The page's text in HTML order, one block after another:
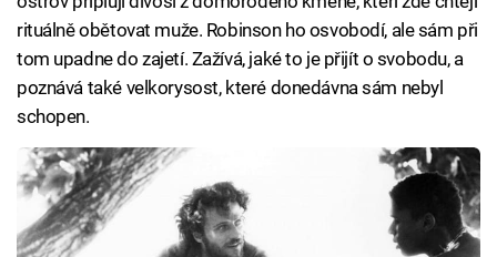
rituálně obětovat muže. Robinson ho osvobodí, ale sám při
tom upadne do zajetí. Zažívá, jaké to je přijít o svobodu, a
poznává také velkorysost, které donedávna sám nebyl
schopen.